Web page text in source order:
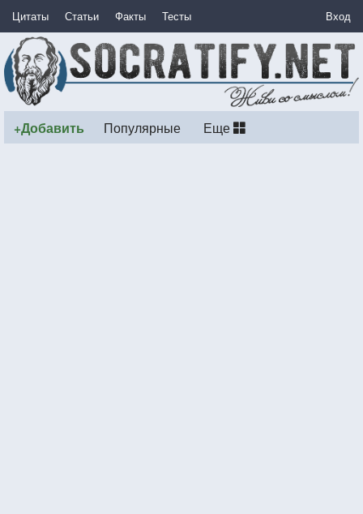
Цитаты Статьи Факты Тесты Вход
+Добавить Популярные Еще